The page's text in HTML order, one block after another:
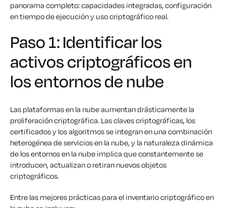
panorama completo: capacidades integradas, configuración
en tiempo de ejecución y uso criptográfico real.
Paso 1: Identificar los
activos criptográficos en
los entornos de nube
Las plataformas en la nube aumentan drásticamente la
proliferación criptográfica. Las claves criptográficas, los
certificados y los algoritmos se integran en una combinación
heterogénea de servicios en la nube, y la naturaleza dinámica
de los entornos en la nube implica que constantemente se
introducen, actualizan o retiran nuevos objetos
criptográficos.
Entre las mejores prácticas para el inventario criptográfico en